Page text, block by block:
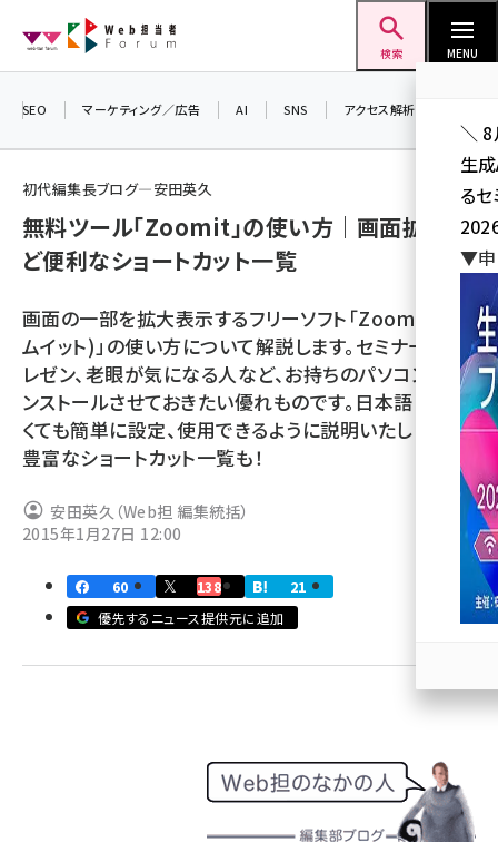
ン
検索 MENU
seo (3538)
youtube (2444)
note (2322)
セミナー (2315)
z世代 (1629)
meo (1281)
llmo (1167)
SEO マーケティング／広告 AI SNS アクセス解析／データ分析
初代編集長ブログ―安田英久
無料ツール「Zoomit」の使い方｜画面拡大な
ど便利なショートカット一覧
画面の一部を拡大表示するフリーソフト「Zoomit(ズー
ムイット)」の使い方について解説します。セミナーやプ
レゼン、老眼が気になる人など、お持ちのパソコンにイ
ンストールさせておきたい優れものです。日本語じゃな
くても簡単に設定、使用できるように説明いたします！
豊富なショートカット一覧も！
安田英久（Web担 編集統括）
2015年1月27日 12:00
60 138
21
優先するニュース提供元に追加
＼ 8
生
る
▼申